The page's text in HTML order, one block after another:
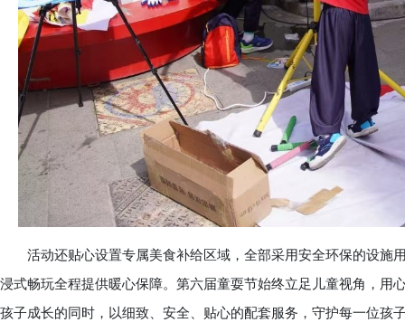
活动还贴心设置专属美食补给区域，全部采用安全环保的设施
浸式畅玩全程提供暖心保障。第六届童耍节始终立足儿童视角，用
孩子成长的同时，以细致、安全、贴心的配套服务，守护每一位孩